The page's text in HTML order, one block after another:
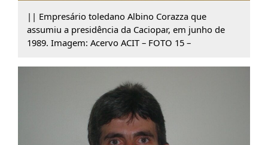
|| Empresário toledano Albino Corazza que
assumiu a presidência da Caciopar, em junho de
1989. Imagem: Acervo ACIT – FOTO 15 –